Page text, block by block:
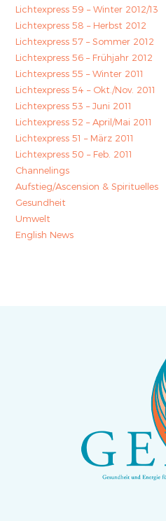
Lichtexpress 59 – Winter 2012/13
Lichtexpress 58 – Herbst 2012
Lichtexpress 57 – Sommer 2012
Lichtexpress 56 – Frühjahr 2012
Lichtexpress 55 – Winter 2011
Lichtexpress 54 – Okt./Nov. 2011
Lichtexpress 53 – Juni 2011
Lichtexpress 52 – April/Mai 2011
Lichtexpress 51 – März 2011
Lichtexpress 50 – Feb. 2011
Channelings
Aufstieg/Ascension & Spirituelles
Gesundheit
Umwelt
English News